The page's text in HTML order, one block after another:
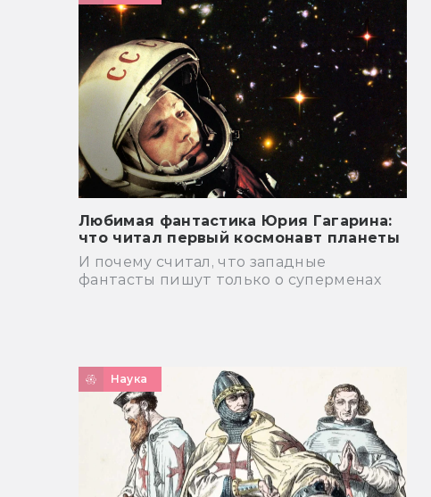
Любимая фантастика Юрия Гагарина:
что читал первый космонавт планеты
И почему считал, что западные
фантасты пишут только о суперменах
Наука